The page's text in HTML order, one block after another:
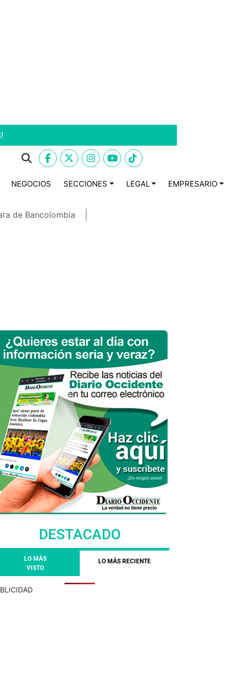
NEGOCIOS SECCIONES LEGAL EMPRESARIO
de Bancolombia
DESTACADO
LO MÁS
VISTO
LO MÁS RECIENTE